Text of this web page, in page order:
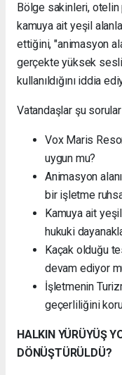
Bölge sakinleri, otelin
kamuya ait yeşil
ettiğini, "animasyon
gerçekte yüksek
kullanıldığını iddia
Vatandaşlar şu
Vox Maris
uygun mu?
Animasyon
bir işletme
Kamuya ait
hukuki
Kaçak olduğu
devam ediyor
İşletmenin
geçerliliğini
HALKIN YÜRÜYÜŞ
DÖNÜŞTÜRÜLDÜ?